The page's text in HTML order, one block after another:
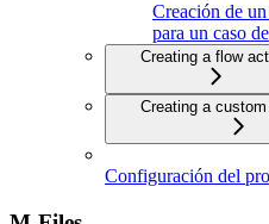
Creación de
para un caso
Creating a flow
Creating a
Configuración del